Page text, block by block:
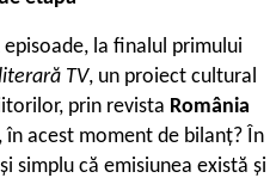
la finalul primului
TV, un proiect cultural
prin revista România
în acest moment de bilanț? În
simplu că emisiunea există și